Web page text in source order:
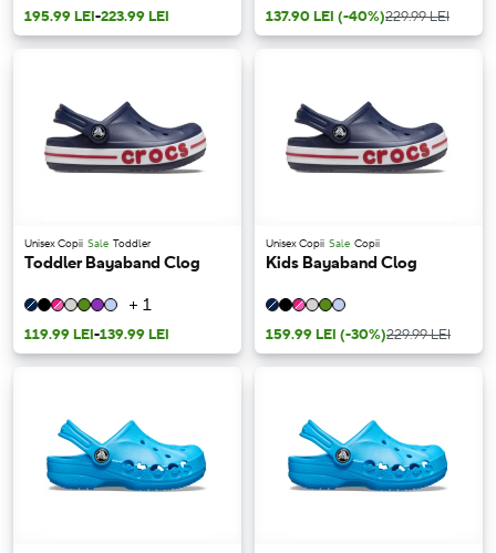
195.99 LEI-223.99 LEI 137.90 LEI (-40%)229.99 LEI
Unisex Copii Sale Toddler
Toddler Bayaband Clog
+ 1
119.99 LEI-139.99 LEI
Unisex Copii Sale Copii
Kids Bayaband Clog
159.99 LEI (-30%)229.99 LEI